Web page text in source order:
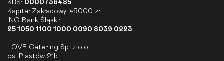
KRS: 0000736485
Kapitał Zakładowy: 45000 zł
ING Bank Śląski:
25 1050 1100 1000 0090 8039 0223
LOVE Catering Sp. z o.o.
os. Piastów 21b